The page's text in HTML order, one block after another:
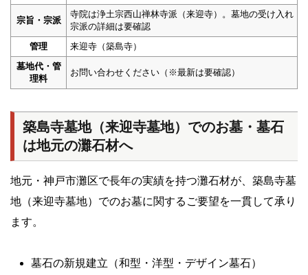
宗旨・宗派
寺院は浄土宗西山禅林寺派（来迎寺）。墓地の受け入れ
宗派の詳細は要確認
管理
来迎寺（築島寺）
墓地代・管
理料
お問い合わせください（※最新は要確認）
築島寺墓地（来迎寺墓地）でのお墓・墓石
は地元の灘石材へ
地元・神戸市灘区で長年の実績を持つ灘石材が、築島寺墓
地（来迎寺墓地）でのお墓に関するご要望を一貫して承り
ます。
墓石の新規建立（和型・洋型・デザイン墓石）